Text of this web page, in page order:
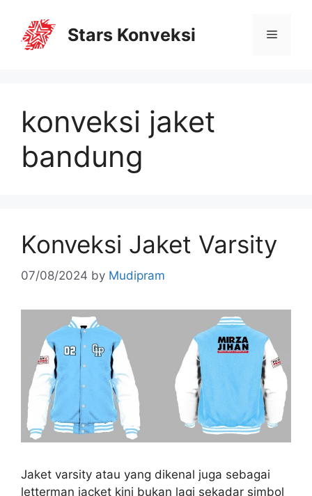
Stars Konveksi
konveksi jaket
bandung
Konveksi Jaket Varsity
07/08/2024 by Mudipram
Jaket varsity atau yang dikenal juga sebagai
letterman jacket kini bukan lagi sekadar simbol